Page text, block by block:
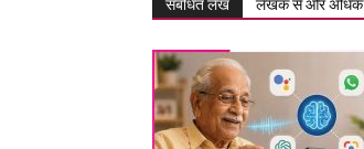
संबंधित लेख लेखक से और अधिक